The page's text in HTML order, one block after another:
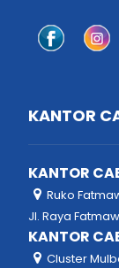
KANTOR
KANTOR
Ruko
Jl. Raya
KANTOR
Cluster